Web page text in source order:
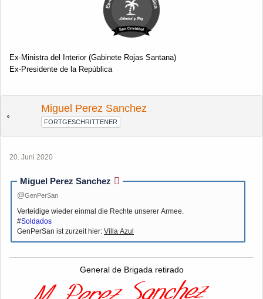
Ex-Ministra del Interior (Gabinete Rojas Santana)
Ex-Presidente de la República
Miguel Perez Sanchez
FORTGESCHRITTENER
20. Juni 2020
Miguel Perez Sanchez
GenPerSan
Verteidige wieder einmal die Rechte unserer Armee.
#Soldados
GenPerSan ist zurzeit hier: Villa Azul
General de Brigada retirado